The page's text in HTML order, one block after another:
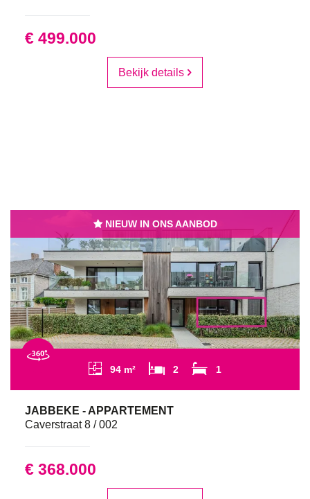
€ 499.000
Bekijk details
NIEUW IN ONS AANBOD
94 m² 2 1
JABBEKE - APPARTEMENT
Caverstraat 8 / 002
€ 368.000